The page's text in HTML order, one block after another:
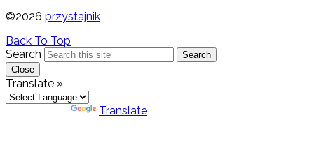
©2026 przystajnik
Back To Top
Search
Search
Close
Translate »
Translate